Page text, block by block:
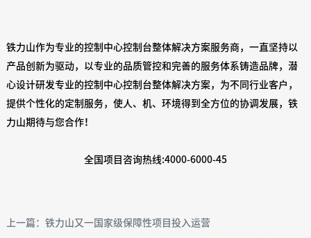
铁力山作为专业的控制中心控制台整体解决方案服务商，一直坚持以
产品创新为驱动，以专业的品质管控和完善的服务体系铸造品牌，潜
心设计研发专业的控制中心控制台整体解决方案，为不同行业客户，
提供个性化的定制服务，使人、机、环境得到全方位的协调发展，铁
力山期待与您合作！
全国项目咨询热线:4000-6000-45
上一篇：铁力山又一国家级保障性项目投入运营